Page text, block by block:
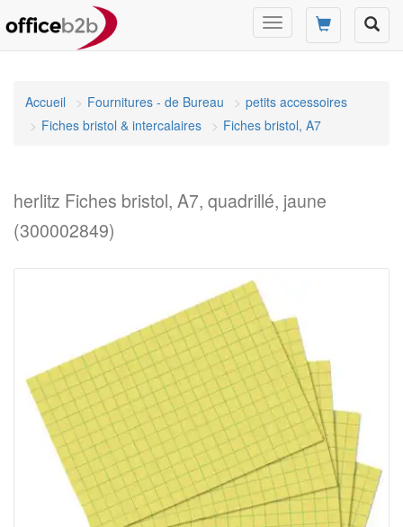
Changer
mode
Accueil
Fournitures - de Bureau
petits accessoires
Fiches bristol & intercalaires
Fiches bristol, A7
herlitz Fiches bristol, A7, quadrillé, jaune
(300002849)